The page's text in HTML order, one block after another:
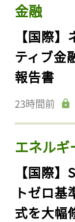
金融
【国際
ティブ金
報告書
23時間前
エネルギ
【国際
トゼロ
式を大幅